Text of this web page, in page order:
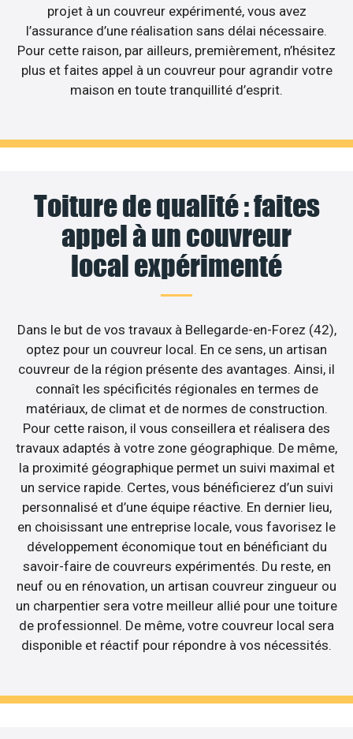
projet à un couvreur expérimenté, vous avez
l’assurance d’une réalisation sans délai nécessaire.
Pour cette raison, par ailleurs, premièrement, n’hésitez
plus et faites appel à un couvreur pour agrandir votre
maison en toute tranquillité d’esprit.
Toiture de qualité : faites
appel à un couvreur
local expérimenté
Dans le but de vos travaux à Bellegarde-en-Forez (42),
optez pour un couvreur local. En ce sens, un artisan
couvreur de la région présente des avantages. Ainsi, il
connaît les spécificités régionales en termes de
matériaux, de climat et de normes de construction.
Pour cette raison, il vous conseillera et réalisera des
travaux adaptés à votre zone géographique. De même,
la proximité géographique permet un suivi maximal et
un service rapide. Certes, vous bénéficierez d’un suivi
personnalisé et d’une équipe réactive. En dernier lieu,
en choisissant une entreprise locale, vous favorisez le
développement économique tout en bénéficiant du
savoir-faire de couvreurs expérimentés. Du reste, en
neuf ou en rénovation, un artisan couvreur zingueur ou
un charpentier sera votre meilleur allié pour une toiture
de professionnel. De même, votre couvreur local sera
disponible et réactif pour répondre à vos nécessités.